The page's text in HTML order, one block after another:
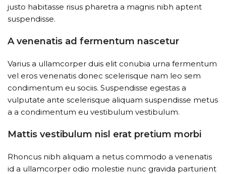
justo habitasse risus pharetra a magnis nibh aptent
suspendisse.
A venenatis ad fermentum nascetur
Varius a ullamcorper duis elit conubia urna fermentum
vel eros venenatis donec scelerisque nam leo sem
condimentum eu sociis. Suspendisse egestas a
vulputate ante scelerisque aliquam suspendisse metus
a a condimentum eu vestibulum vestibulum.
Mattis vestibulum nisl erat pretium morbi
Rhoncus nibh aliquam a netus commodo a venenatis
id a ullamcorper odio molestie nunc gravida parturient